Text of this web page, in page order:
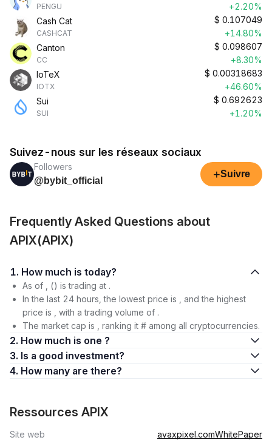
PENGU
+2.20%
Cash Cat
CASHCAT
$ 0.107049
+14.80%
Canton
CC
$ 0.098607
+8.30%
IoTeX
IOTX
$ 0.00318683
+46.60%
Sui
SUI
$ 0.692623
+1.20%
Suivez-nous sur les réseaux sociaux
Followers
@bybit_official
+Suivre
Frequently Asked Questions about
APIX(APIX)
1. How much is today?
As of , () is trading at .
In the last 24 hours, the lowest price is , and the highest
price is , with a trading volume of .
The market cap is , ranking it # among all cryptocurrencies.
2. How much is one ?
3. Is a good investment?
4. How many are there?
Ressources APIX
Site web avaxpixel.comWhitePaper